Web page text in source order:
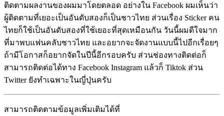
ติดตามผลงานของผมมาโดยตลอด อย่างใน Facebook ผมเห็นว่า
ผู้ติดตามที่เยอะเป็นอันดับสองก็เป็นชาวไทย ส่วนเรื่อง Sticker คน
ไทยก็ใช้เป็นอันดับสองที่ใช้เยอะที่สุดเหมือนกัน วันนี้ผมดีใจมาก
ที่มาพบแฟนคลับชาวไทย และอยากจะจัดงานแบบนี้ไปอีกเรื่อยๆ
ถ้ามีโอกาสก็อยากจัดในปีนี้อีกรอบครับ ส่วนช่องทางติดต่อก็
สามารถติดต่อได้ทาง Facebook Instagram แล้วก็ Tiktok ส่วน
Twitter ยังทำเฉพาะในญี่ปุ่นครับ
สามารถติดตามข้อมูลเพิ่มเติมได้ที่